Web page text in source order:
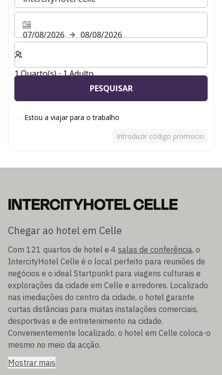
07/08/2026
08/08/2026
Selecionar o número de quartos e de hóspedes para a
1 Quarto(s) ⋅ 1 Adulto
PESQUISAR
Estou a viajar para o trabalho
Introduzir código promocional
INTERCITYHOTEL CELLE
Chegar ao hotel em Celle
Com 121 quartos de hotel e 4 salas de conferência, o
IntercityHotel Celle é o local perfeito para reuniões de
negócios e o ideal Startpunkt para viagens culturais e
explorações da cidade em Celle e arredores. Localizado
nas imediações do centro da cidade, o hotel garante
curtas distâncias para muitas instalações comerciais,
desportivas e de entretenimento na cidade.
Convenientemente localizado, o hotel em Celle coloca-o
mesmo no meio da acção.
Mostrar mais